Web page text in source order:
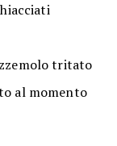
tritato
al momento